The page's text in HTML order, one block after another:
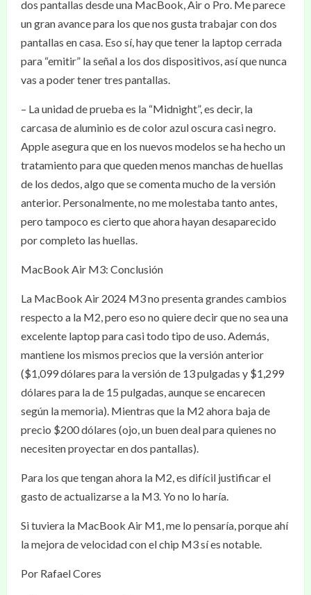
dos pantallas desde una MacBook, Air o Pro. Me parece
un gran avance para los que nos gusta trabajar con dos
pantallas en casa. Eso sí, hay que tener la laptop cerrada
para “emitir” la señal a los dos dispositivos, así que nunca
vas a poder tener tres pantallas.
– La unidad de prueba es la “Midnight”, es decir, la
carcasa de aluminio es de color azul oscura casi negro.
Apple asegura que en los nuevos modelos se ha hecho un
tratamiento para que queden menos manchas de huellas
de los dedos, algo que se comenta mucho de la versión
anterior. Personalmente, no me molestaba tanto antes,
pero tampoco es cierto que ahora hayan desaparecido
por completo las huellas.
MacBook Air M3: Conclusión
La MacBook Air 2024 M3 no presenta grandes cambios
respecto a la M2, pero eso no quiere decir que no sea una
excelente laptop para casi todo tipo de uso. Además,
mantiene los mismos precios que la versión anterior
($1,099 dólares para la versión de 13 pulgadas y $1,299
dólares para la de 15 pulgadas, aunque se encarecen
según la memoria). Mientras que la M2 ahora baja de
precio $200 dólares (ojo, un buen deal para quienes no
necesiten proyectar en dos pantallas).
Para los que tengan ahora la M2, es difícil justificar el
gasto de actualizarse a la M3. Yo no lo haría.
Si tuviera la MacBook Air M1, me lo pensaría, porque ahí
la mejora de velocidad con el chip M3 sí es notable.
Por Rafael Cores